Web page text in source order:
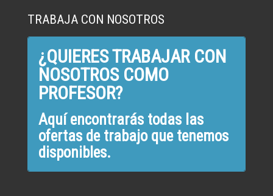
TRABAJA CON NOSOTROS
¿QUIERES TRABAJAR CON
NOSOTROS COMO
PROFESOR?
Aquí encontrarás todas las
ofertas de trabajo que tenemos
disponibles.